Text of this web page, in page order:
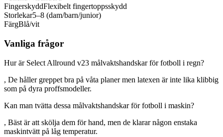
FingerskyddFlexibelt fingertoppsskydd
Storlekar5–8 (dam/barn/junior)
FärgBlå/vit
Vanliga frågor
Hur är Select Allround v23 målvaktshandskar för fotboll i regn?
, De håller greppet bra på våta planer men latexen är inte lika klibbig
som på dyra proffsmodeller.
Kan man tvätta dessa målvaktshandskar för fotboll i maskin?
, Bäst är att skölja dem för hand, men de klarar någon enstaka
maskintvätt på låg temperatur.